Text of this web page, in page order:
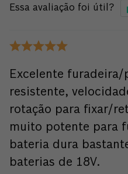
Essa avaliação foi útil?
Excelente furadeira/
resistente,
rotação para fixar/
muito potente para
bateria dura
baterias de 18V.